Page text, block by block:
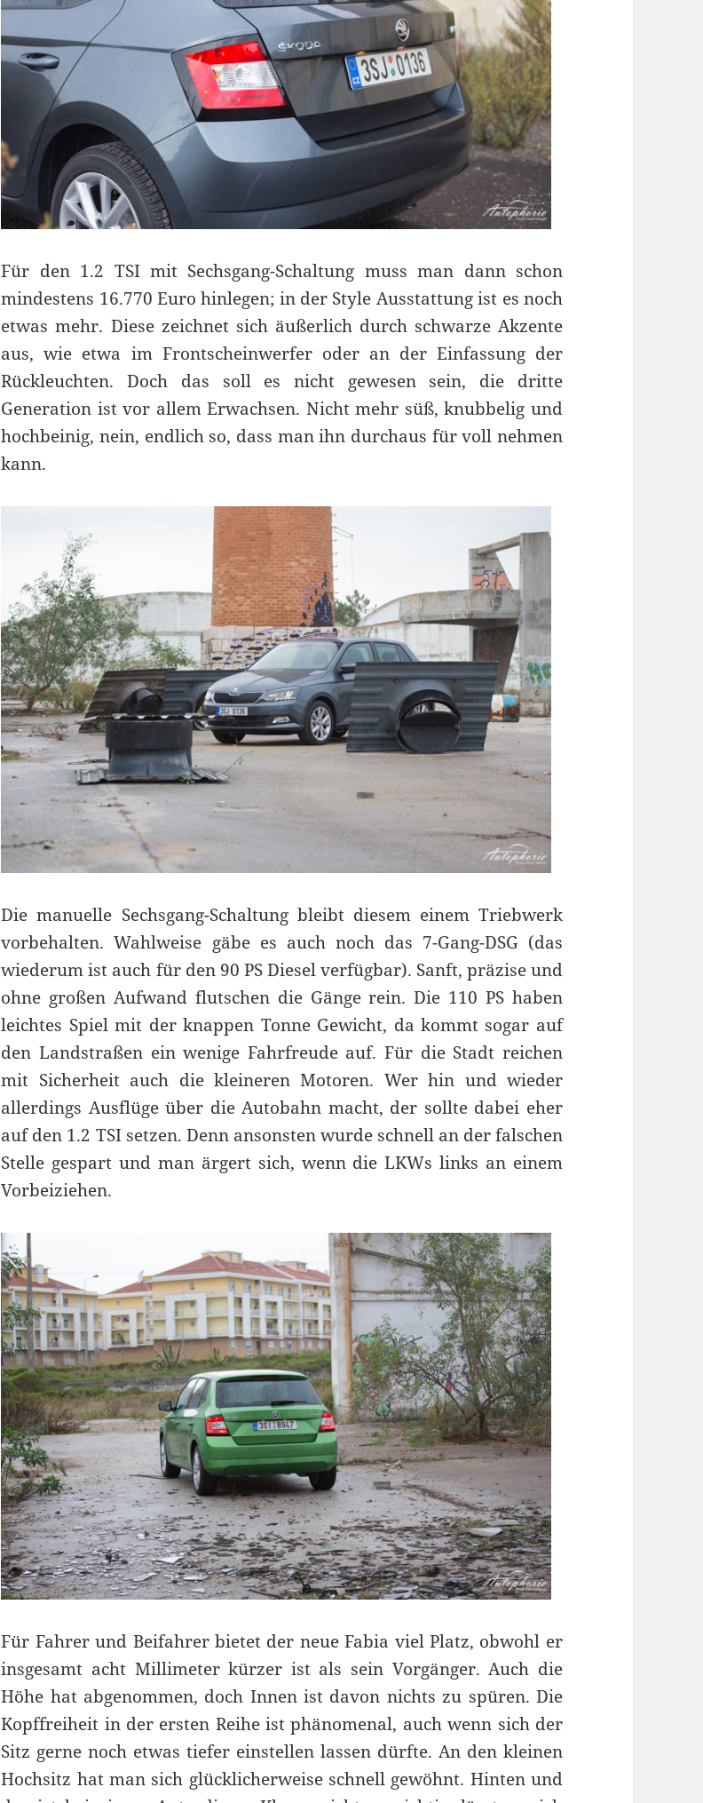
Für den 1.2 TSI mit Sechsgang-Schaltung muss man dann schon
mindestens 16.770 Euro hinlegen; in der Style Ausstattung ist es noch
etwas mehr. Diese zeichnet sich äußerlich durch schwarze Akzente
aus, wie etwa im Frontscheinwerfer oder an der Einfassung der
Rückleuchten. Doch das soll es nicht gewesen sein, die dritte
Generation ist vor allem Erwachsen. Nicht mehr süß, knubbelig und
hochbeinig, nein, endlich so, dass man ihn durchaus für voll nehmen
kann.
Die manuelle Sechsgang-Schaltung bleibt diesem einem Triebwerk
vorbehalten. Wahlweise gäbe es auch noch das 7-Gang-DSG (das
wiederum ist auch für den 90 PS Diesel verfügbar). Sanft, präzise und
ohne großen Aufwand flutschen die Gänge rein. Die 110 PS haben
leichtes Spiel mit der knappen Tonne Gewicht, da kommt sogar auf
den Landstraßen ein wenige Fahrfreude auf. Für die Stadt reichen
mit Sicherheit auch die kleineren Motoren. Wer hin und wieder
allerdings Ausflüge über die Autobahn macht, der sollte dabei eher
auf den 1.2 TSI setzen. Denn ansonsten wurde schnell an der falschen
Stelle gespart und man ärgert sich, wenn die LKWs links an einem
Vorbeiziehen.
Für Fahrer und Beifahrer bietet der neue Fabia viel Platz, obwohl er
insgesamt acht Millimeter kürzer ist als sein Vorgänger. Auch die
Höhe hat abgenommen, doch Innen ist davon nichts zu spüren. Die
Kopffreiheit in der ersten Reihe ist phänomenal, auch wenn sich der
Sitz gerne noch etwas tiefer einstellen lassen dürfte. An den kleinen
Hochsitz hat man sich glücklicherweise schnell gewöhnt. Hinten und